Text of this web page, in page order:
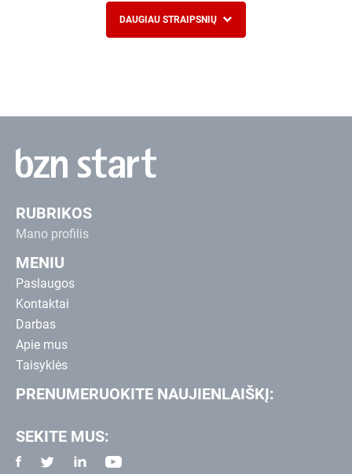
DAUGIAU STRAIPSNIŲ
RUBRIKOS
Mano profilis
MENIU
Paslaugos
Kontaktai
Darbas
Apie mus
Taisyklės
PRENUMERUOKITE NAUJIENLAIŠKĮ:
SEKITE MUS: